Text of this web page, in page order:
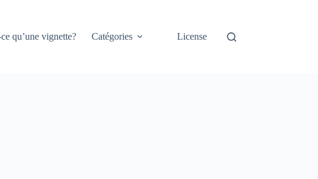
qu’une vignette? Catégories License